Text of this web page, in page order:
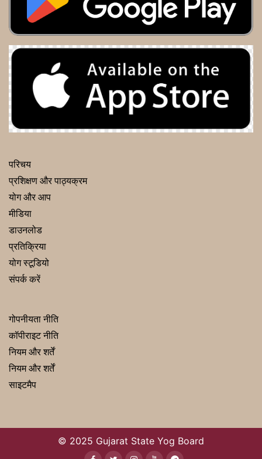
परिचय
प्रशिक्षण और पाठ्यक्रम
योग और आप
मीडिया
डाउनलोड
प्रतिक्रिया
योग स्टूडियो
संपर्क करें
गोपनीयता नीति
कॉपीराइट नीति
नियम और शर्तें
नियम और शर्तें
साइटमैप
© 2025 Gujarat State Yog Board